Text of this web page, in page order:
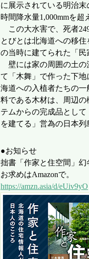
に展示されている明治
時間降水量1,000mmを超
この大水害で、死者
とびとは北海道への移
の当時に建てられた「民
壁には家の周囲の土の
て「木舞」で作った下
海道への入植者たちの
料である木材は、周辺
テムからの完成品とし
を建てる」営為の日本
●お知らせ
拙書「作家と住空間」幻
お求めはAmazonで。
https://amzn.asia/d/eUiv9yO